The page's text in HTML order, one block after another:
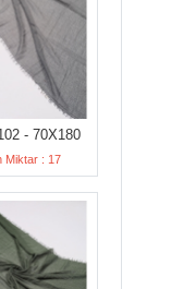
- 70X180
Miktar : 17